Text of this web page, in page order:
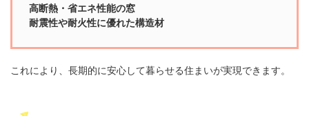
高断熱・省エネ性能の窓
耐震性や耐火性に優れた構造材
これにより、長期的に安心して暮らせる住まいが実現できます。